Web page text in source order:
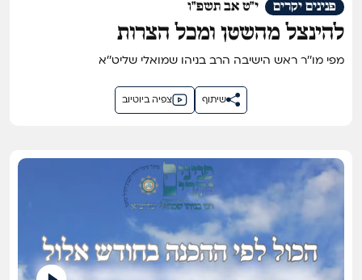
י"ט אב תשפ"ו פנינים יקרים
להינצל מהשטן ומכל הצרות
מפי מו''ר ראש הישיבה הרב בניהו שמואלי שליט''א
צפיה ביוטיוב שיתוף